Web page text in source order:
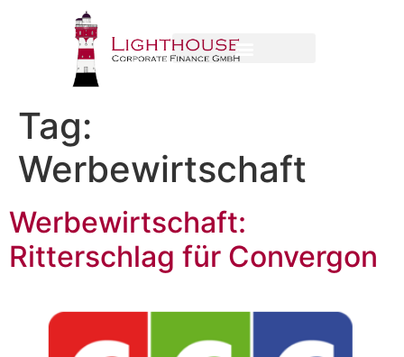
Tag:
Werbewirtschaft
Werbewirtschaft:
Ritterschlag für Convergon